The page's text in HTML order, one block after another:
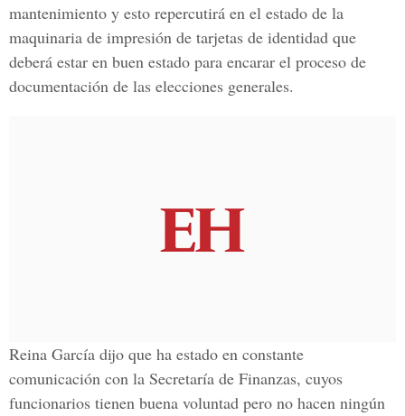
mantenimiento y esto repercutirá en el estado de la
maquinaria de impresión de tarjetas de identidad que
deberá estar en buen estado para encarar el proceso de
documentación de las elecciones generales.
Reina García dijo que ha estado en constante
comunicación con la Secretaría de Finanzas, cuyos
funcionarios tienen buena voluntad pero no hacen ningún